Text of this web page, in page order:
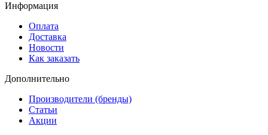
Информация
Оплата
Доставка
Новости
Как заказать
Дополнительно
Производители (бренды)
Статьи
Акции